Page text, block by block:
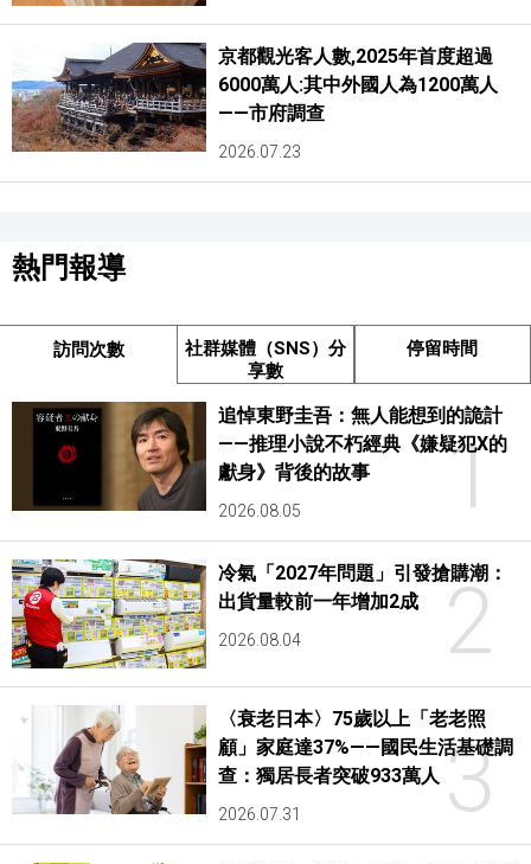
京都觀光客人數,2025年首度超過
6000萬人:其中外國人為1200萬人
——市府調查
2026.07.23
熱門報導
訪問次數
社群媒體（SNS）分
享數
停留時間
1
追悼東野圭吾：無人能想到的詭計
——推理小說不朽經典《嫌疑犯X的
獻身》背後的故事
2026.08.05
2
冷氣「2027年問題」引發搶購潮：
出貨量較前一年增加2成
2026.08.04
3
〈衰老日本〉75歲以上「老老照
顧」家庭達37%——國民生活基礎調
查：獨居長者突破933萬人
2026.07.31